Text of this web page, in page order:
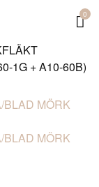
0
1G + A10-60B)